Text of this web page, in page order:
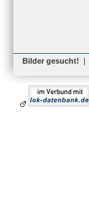
Bilder gesucht! |